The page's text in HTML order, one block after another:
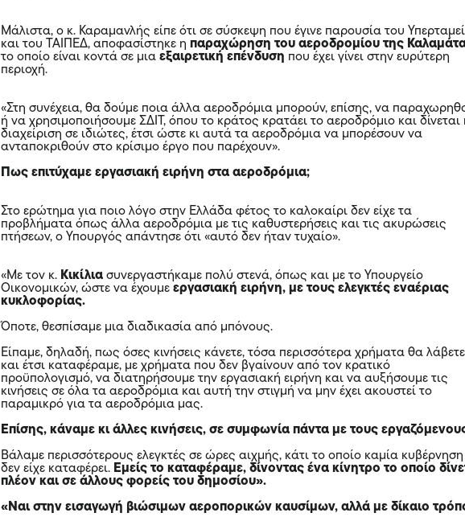
Μάλιστα, ο κ. Καραμανλής είπε ότι σε σύσκεψη που έγινε παρουσία του
και του ΤΑΙΠΕΔ, αποφασίστηκε ηπαραχώρηση του αεροδρομίου της
το οποίο είναι κοντά σε μια εξαιρετική επένδυση που έχει γίνει στην ευρύτερη
περιοχή.
«Στη συνέχεια, θα δούμε ποια άλλα αεροδρόμια μπορούν, επίσης, να
ή να χρησιμοποιήσουμε ΣΔΙΤ, όπου το κράτος κρατάει το αεροδρόμιο και δίνεται
διαχείριση σε ιδιώτες, έτσι ώστε κι αυτά τα αεροδρόμια να μπορέσουν να
ανταποκριθούν στο κρίσιμο έργο που παρέχουν».
Πως επιτύχαμε εργασιακή ειρήνη στα αεροδρόμια;
Στο ερώτημα για ποιο λόγο στην Ελλάδα φέτος το καλοκαίρι δεν είχε τα
προβλήματα όπως άλλα αεροδρόμια με τις καθυστερήσεις και τις ακυρώσεις
πτήσεων, ο Υπουργός απάντησε ότι «αυτό δεν ήταν τυχαίο».
«Με τον κ. Κικίλιασυνεργαστήκαμε πολύ στενά, όπως και με το Υπουργείο
Οικονομικών, ώστε να έχουμε εργασιακή ειρήνη, με τους ελεγκτές εναέριας
κυκλοφορίας.
Όποτε, θεσπίσαμε μια διαδικασία από μπόνους.
Είπαμε, δηλαδή, πως όσες κινήσεις κάνετε, τόσα περισσότερα χρήματα θα λάβετε
και έτσι καταφέραμε, με χρήματα που δεν βγαίνουν από τον κρατικό
προϋπολογισμό, να διατηρήσουμε την εργασιακή ειρήνη και να αυξήσουμε τις
κινήσεις σε όλα τα αεροδρόμια και αυτή την στιγμή να μην έχει ακουστεί το
παραμικρό για τα αεροδρόμια μας.
Επίσης, κάναμε κι άλλες κινήσεις, σε συμφωνία πάντα με τους
Βάλαμε περισσότερους ελεγκτές σε ώρες αιχμής, κάτι το οποίο καμία κυβέρνηση
δεν είχε καταφέρει. Εμείς το καταφέραμε, δίνοντας ένα κίνητρο το οποίο
πλέον και σε άλλους φορείς του δημοσίου».
«Ναι στην εισαγωγή βιώσιμων αεροπορικών καυσίμων, αλλά με δίκαιο